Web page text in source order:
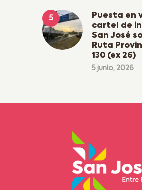
Puesta en
cartel de
San José
Ruta
130 (ex 26)
5 junio, 2026